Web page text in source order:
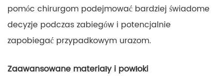
pomóc chirurgom podejmować bardziej świadome
decyzje podczas zabiegów i potencjalnie
zapobiegać przypadkowym urazom.
Zaawansowane materiały i powłoki